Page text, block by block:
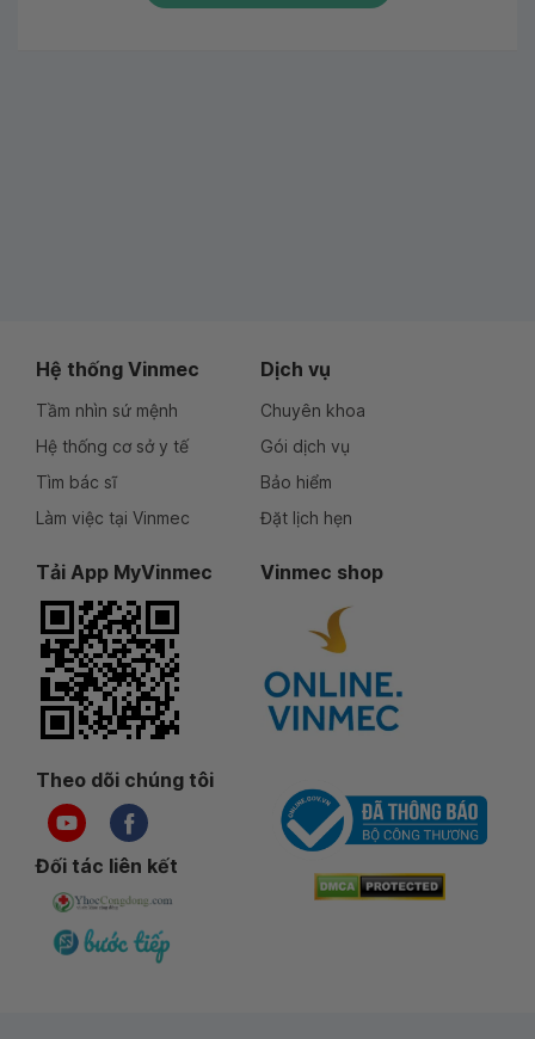
Hệ thống Vinmec
Tầm nhìn sứ mệnh
Hệ thống cơ sở y tế
Tìm bác sĩ
Làm việc tại Vinmec
Dịch vụ
Chuyên khoa
Gói dịch vụ
Bảo hiểm
Đặt lịch hẹn
Tải App MyVinmec Vinmec shop
Theo dõi chúng tôi
Đối tác liên kết